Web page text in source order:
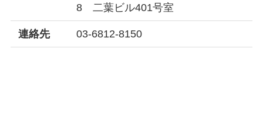
8 二葉ビル401号室
連絡先 03-6812-8150